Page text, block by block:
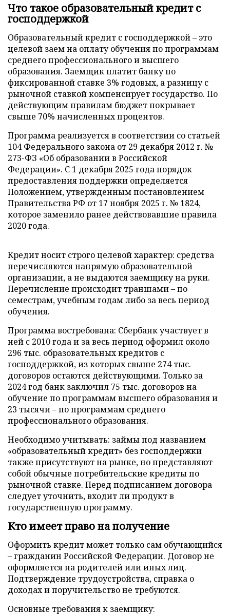
Что такое образовательный кредит с
господдержкой
Образовательный кредит с господдержкой – это
целевой заем на оплату обучения по программам
среднего профессионального и высшего
образования. Заемщик платит банку по
фиксированной ставке 3% годовых, а разницу с
рыночной ставкой компенсирует государство. По
действующим правилам бюджет покрывает
свыше 70% начисленных процентов.
Программа реализуется в соответствии со статьей
104 Федерального закона от 29 декабря 2012 г. №
273-ФЗ «Об образовании в Российской
Федерации». С 1 декабря 2025 года порядок
предоставления поддержки определяется
Положением, утвержденным постановлением
Правительства РФ от 17 ноября 2025 г. № 1824,
которое заменило ранее действовавшие правила
2020 года.
Кредит носит строго целевой характер: средства
перечисляются напрямую образовательной
организации, а не выдаются заемщику на руки.
Перечисление происходит траншами – по
семестрам, учебным годам либо за весь период
обучения.
Программа востребована: Сбербанк участвует в
ней с 2010 года и за весь период оформил около
296 тыс. образовательных кредитов с
господдержкой, из которых свыше 274 тыс.
договоров остаются действующими. Только за
2024 год банк заключил 75 тыс. договоров на
обучение по программам высшего образования и
23 тысячи – по программам среднего
профессионального образования.
Необходимо учитывать: займы под названием
«образовательный кредит» без господдержки
также присутствуют на рынке, но представляют
собой обычные потребительские кредиты по
рыночной ставке. Перед подписанием договора
следует уточнить, входит ли продукт в
государственную программу.
Кто имеет право на получение
Оформить кредит может только сам обучающийся
– гражданин Российской Федерации. Договор не
оформляется на родителей или иных лиц.
Подтверждение трудоустройства, справка о
доходах и поручительство не требуются.
Основные требования к заемщику: